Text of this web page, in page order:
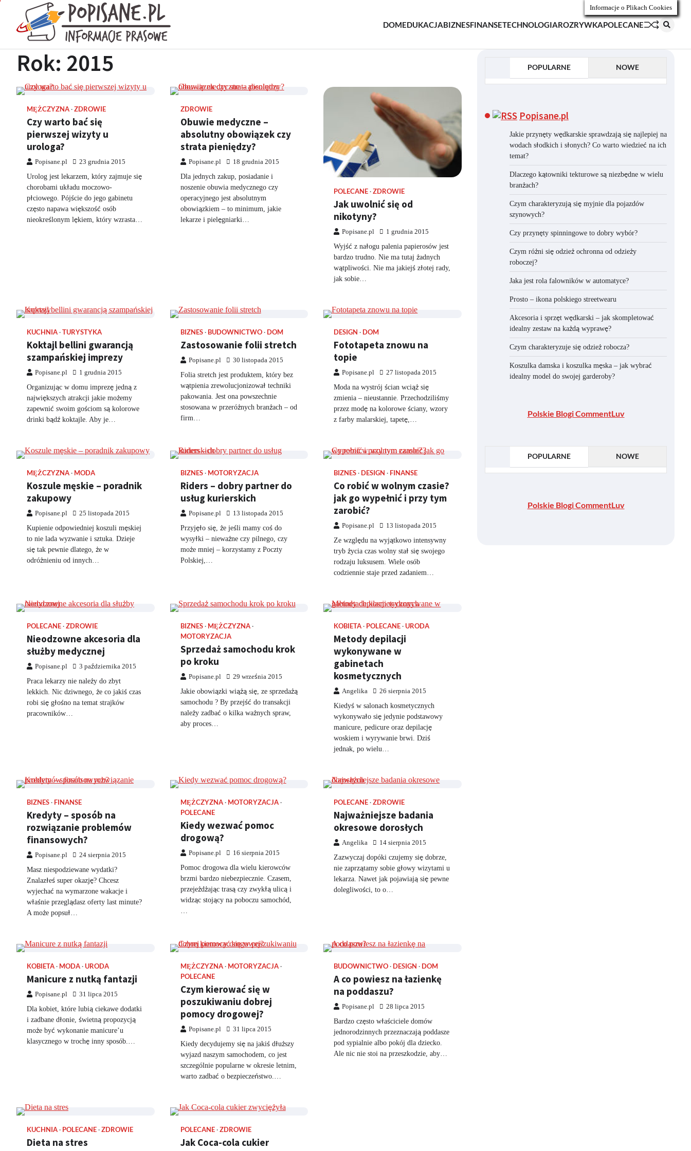
content
DOMEDUKACJABIZNESFINANSETECHNOLOGIAROZRYWKAPOLECANE
Rok: 2015
MĘŻCZYZNA ZDROWIE
Czy warto bać się
pierwszej wizyty u
urologa?
Popisane.pl 23 grudnia 2015
Urolog jest lekarzem, który zajmuje się
chorobami układu moczowo-
płciowego. Pójście do jego gabinetu
często napawa większość osób
nieokreślonym lękiem, który wzrasta…
ZDROWIE
Obuwie medyczne –
absolutny obowiązek czy
strata pieniędzy?
Popisane.pl 18 grudnia 2015
Dla jednych zakup, posiadanie i
noszenie obuwia medycznego czy
operacyjnego jest absolutnym
obowiązkiem – to minimum, jakie
lekarze i pielęgniarki…
POLECANE ZDROWIE
Jak uwolnić się od
nikotyny?
Popisane.pl 1 grudnia 2015
Wyjść z nałogu palenia papierosów jest
bardzo trudno. Nie ma tutaj żadnych
wątpliwości. Nie ma jakiejś złotej rady,
jak sobie…
KUCHNIA TURYSTYKA
Koktajl bellini gwarancją
szampańskiej imprezy
Popisane.pl 1 grudnia 2015
Organizując w domu imprezę jedną z
największych atrakcji jakie możemy
zapewnić swoim gościom są kolorowe
drinki bądź koktajle. Aby je…
BIZNES BUDOWNICTWO DOM
Zastosowanie folii stretch
Popisane.pl 30 listopada 2015
Folia stretch jest produktem, który bez
wątpienia zrewolucjonizował techniki
pakowania. Jest ona powszechnie
stosowana w przeróżnych branżach – od
firm…
DESIGN DOM
Fototapeta znowu na
topie
Popisane.pl 27 listopada 2015
Moda na wystrój ścian wciąż się
zmienia – nieustannie. Przechodziliśmy
przez modę na kolorowe ściany, wzory
z farby malarskiej, tapetę,…
MĘŻCZYZNA MODA
Koszule męskie – poradnik
zakupowy
Popisane.pl 25 listopada 2015
Kupienie odpowiedniej koszuli męskiej
to nie lada wyzwanie i sztuka. Dzieje
się tak pewnie dlatego, że w
odróżnieniu od innych…
BIZNES MOTORYZACJA
Riders – dobry partner do
usług kurierskich
Popisane.pl 13 listopada 2015
Przyjęło się, że jeśli mamy coś do
wysyłki – nieważne czy pilnego, czy
może mniej – korzystamy z Poczty
Polskiej,…
BIZNES DESIGN FINANSE
Co robić w wolnym czasie?
jak go wypełnić i przy tym
zarobić?
Popisane.pl 13 listopada 2015
Ze względu na wyjątkowo intensywny
tryb życia czas wolny stał się swojego
rodzaju luksusem. Wiele osób
codziennie staje przed zadaniem…
POLECANE ZDROWIE
Nieodzowne akcesoria dla
służby medycznej
Popisane.pl 3 października 2015
Praca lekarzy nie należy do zbyt
lekkich. Nic dziwnego, że co jakiś czas
robi się głośno na temat strajków
pracowników…
BIZNES
MĘŻCZYZNA
MOTORYZACJA
Sprzedaż samochodu krok
po kroku
Popisane.pl 29 września 2015
Jakie obowiązki wiążą się, ze sprzedażą
samochodu ? By przejść do transakcji
należy zadbać o kilka ważnych spraw,
aby proces…
KOBIETA POLECANE URODA
Metody depilacji
wykonywane w
gabinetach
kosmetycznych
Angelika 26 sierpnia 2015
Kiedyś w salonach kosmetycznych
wykonywało się jedynie podstawowy
manicure, pedicure oraz depilację
woskiem i wyrywanie brwi. Dziś
jednak, po wielu…
BIZNES FINANSE
Kredyty – sposób na
rozwiązanie problemów
finansowych?
Popisane.pl 24 sierpnia 2015
Masz niespodziewane wydatki?
Znalazłeś super okazję? Chcesz
wyjechać na wymarzone wakacje i
właśnie przeglądasz oferty last minute?
A może popsuł…
MĘŻCZYZNA
MOTORYZACJA
POLECANE
Kiedy wezwać pomoc
drogową?
Popisane.pl 16 sierpnia 2015
Pomoc drogowa dla wielu kierowców
brzmi bardzo niebezpiecznie. Czasem,
przejeżdżając trasą czy zwykłą ulicą i
widząc stojący na poboczu samochód,
POLECANE ZDROWIE
Najważniejsze badania
okresowe dorosłych
Angelika 14 sierpnia 2015
Zazwyczaj dopóki czujemy się dobrze,
nie zaprzątamy sobie głowy wizytami u
lekarza. Nawet jak pojawiają się pewne
dolegliwości, to o…
KOBIETA MODA URODA
Manicure z nutką fantazji
Popisane.pl 31 lipca 2015
Dla kobiet, które lubią ciekawe dodatki
i zadbane dłonie, świetną propozycją
może być wykonanie manicure’u
klasycznego w trochę inny sposób.…
MĘŻCZYZNA
MOTORYZACJA
POLECANE
Czym kierować się w
poszukiwaniu dobrej
pomocy drogowej?
Popisane.pl 31 lipca 2015
Kiedy decydujemy się na jakiś dłuższy
wyjazd naszym samochodem, co jest
szczególnie popularne w okresie letnim,
warto zadbać o bezpieczeństwo.…
BUDOWNICTWO DESIGN DOM
A co powiesz na łazienkę
na poddaszu?
Popisane.pl 28 lipca 2015
Bardzo często właściciele domów
jednorodzinnych przeznaczają poddasze
pod sypialnie albo pokój dla dziecko.
Ale nic nie stoi na przeszkodzie, aby…
KUCHNIA POLECANE ZDROWIE
Dieta na stres
POLECANE ZDROWIE
Jak Coca-cola cukier
POPULARNE NOWE
Popisane.pl
Jakie przynęty wędkarskie sprawdzają się najlepiej na
wodach słodkich i słonych? Co warto wiedzieć na ich
temat?
Dlaczego kątowniki tekturowe są niezbędne w wielu
branżach?
Czym charakteryzują się myjnie dla pojazdów
szynowych?
Czy przynęty spinningowe to dobry wybór?
Czym różni się odzież ochronna od odzieży
roboczej?
Jaka jest rola falowników w automatyce?
Prosto – ikona polskiego streetwearu
Akcesoria i sprzęt wędkarski – jak skompletować
idealny zestaw na każdą wyprawę?
Czym charakteryzuje się odzież robocza?
Koszulka damska i koszulka męska – jak wybrać
idealny model do swojej garderoby?
Polskie Blogi CommentLuv
POPULARNE NOWE
Polskie Blogi CommentLuv
Informacje o Plikach Cookies